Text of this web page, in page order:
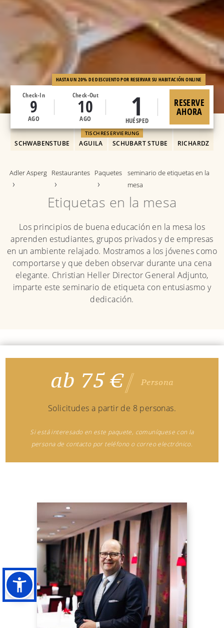
HASTA UN 20% DE DESCUENTO POR RESERVAR SU HABITACIÓN ONLINE
Check-In
9
AGO
Check-Out
10
AGO 1
HUÉSPED
RESERVE
AHORA
TISCHRESERVIERUNG
SCHWABENSTUBE AGUILA SCHUBART STUBE RICHARDZ
Adler Asperg Restaurantes Paquetes
seminario de etiquetas en la
mesa
Etiquetas en la mesa
Los principios de buena educación en la mesa los
aprenden estudiantes, grupos privados y de empresas
en un ambiente relajado. Mostramos a los jóvenes como
comportarse y que deben observar durante una cena
elegante. Christian Heller Director General Adjunto,
imparte este seminario de etiqueta con entusiasmo y
dedicación.
ab 75 € Persona
Solicitudes a partir de 8 personas.
Si está interesado en este paquete, comuníquese con la
persona de contacto por teléfono o correo electrónico.